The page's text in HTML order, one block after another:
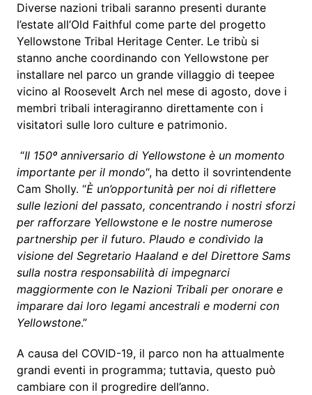
Diverse nazioni tribali saranno presenti durante
l’estate all’Old Faithful come parte del progetto
Yellowstone Tribal Heritage Center. Le tribù si
stanno anche coordinando con Yellowstone per
installare nel parco un grande villaggio di teepee
vicino al Roosevelt Arch nel mese di agosto, dove i
membri tribali interagiranno direttamente con i
visitatori sulle loro culture e patrimonio.
“Il 150º anniversario di Yellowstone è un momento
importante per il mondo“, ha detto il sovrintendente
Cam Sholly. “È un’opportunità per noi di riflettere
sulle lezioni del passato, concentrando i nostri sforzi
per rafforzare Yellowstone e le nostre numerose
partnership per il futuro. Plaudo e condivido la
visione del Segretario Haaland e del Direttore Sams
sulla nostra responsabilità di impegnarci
maggiormente con le Nazioni Tribali per onorare e
imparare dai loro legami ancestrali e moderni con
Yellowstone.”
A causa del COVID-19, il parco non ha attualmente
grandi eventi in programma; tuttavia, questo può
cambiare con il progredire dell’anno.